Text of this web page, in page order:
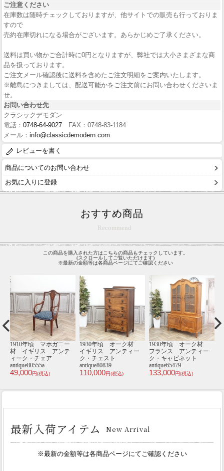
ご注意ください
在庫数は随時チェックしておりますが、他サイトでの販売も行っておりま
すので
売約在庫切れになる場合がございます。あらかじめご了承ください。
送料は買い物かご合計時に0円となりますが、弊社では大小さまざまな商
品を扱っております。
ご注文メール確認後に送料を含めたご注文明細をご案内いたします。
※離島につきましては、配送可能かをご注文前にお問い合わせくださいま
せ。
お問い合わせ先
クラシックデモダン
電話： 0748-64-9027 FAX：0748-83-1184
メール： info@classicdemodern.com
レビューを書く
商品についてのお問い合わせ
お気に入りに登録
おすすめ商品
Recommend
この商品を購入された方はこちらの商品もチェックしています。
(スクロールしてご覧いただけます)
※最新の金額等は各商品ページにてご確認ください
1910年頃 マホガニー
材 イギリス アンテ
ィーク・チェア
antique80555a
49,000円(税込)
1930年頃 オーク材
イギリス アンティー
ク・チェスト
antique80839
110,000円(税込)
1930年頃 オーク材
フランス アンティー
ク・キャビネット
antique65479
133,000円(税込)